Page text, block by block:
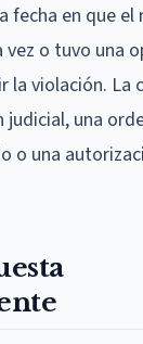
fecha en que
o tuvo una
la violación. La
judicial, una
o una